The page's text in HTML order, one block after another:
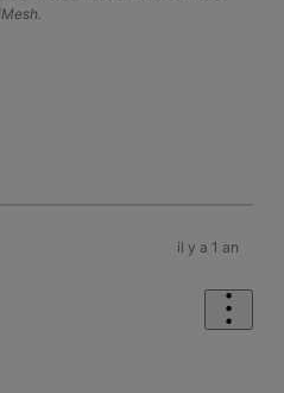
il y a 1 an